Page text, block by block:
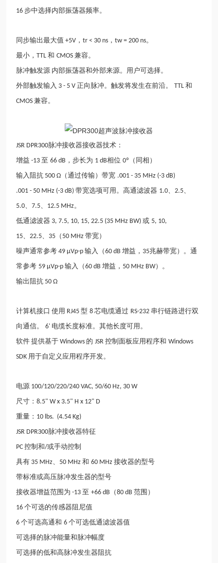
16步中选择内部振荡器频率。
同步输出最大值 +5V ，tr < 30 ns ，tw = 200 ns。
最小，TTL和CMOS兼容。
脉冲触发源 内部振荡器和外部来源。用户可选择。
外部触发输入 3 - 5 V 正向脉冲。触发将发生在前沿。TTL和
CMOS兼容。
JSR DPR300脉冲接收器接收器技术：
增益 -13 至66 dB ，步长为 1 dB相位0º （同相）
输入阻抗 500 Ω （通过传输）带宽 .001 - 35 MHz (-3 dB)
.001 - 50 MHz (-3 dB)带宽选项可用。高通滤波器 1.0 2.5
5.0 、7.5 12.5 MHz 。
低通滤波器 3, 7.5, 10, 15, 22.5 (35 MHz BW)或 5, 10,
15 22.5 35 （ 50 MHz带宽）
噪声通常参考 49 µVp-p输入（60 dB增益， 35兆赫带宽）。通
常参考 59 µVp-p输入（60 dB增益， 50 MHz BW）。
输出阻抗 50 Ω
计算机接口 使用 RJ45型8芯电缆通过 RS-232 串行链路进行双
向通信。6' 电缆长度标准。其他长度可用。
软件 提供基于 Windows 的 JSR控制面板应用程序和Windows
SDK 用于自定义应用程序开发。
电源 100/120/220/240 VAC, 50/60 Hz, 30 W
尺寸：8.5" W x 3.5" H x 12" D
重量： 10 lbs. (4.54 Kg)
JSR DPR300脉冲接收器特征
PC控制和/或手动控制
具有 35 MHz 50 MHz和60 MHz接收器的型号
带标准或高压脉冲发生器的型号
接收器增益范围为 -13 至+66 dB （80 dB范围）
16个可选的传感器阻尼值
6个可选高通和6个可选低通滤波器值
可选择的脉冲能量和脉冲幅度
可选择的低和高脉冲发生器阻抗